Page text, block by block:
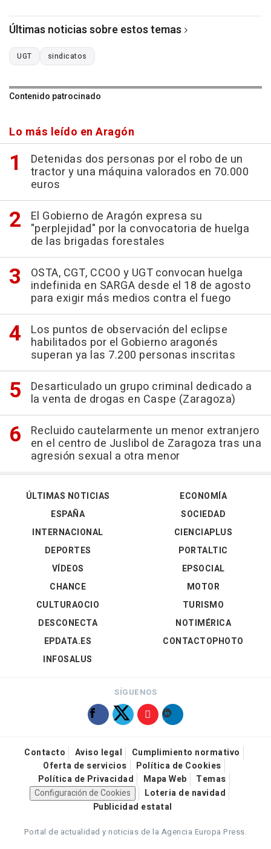
Últimas noticias sobre estos temas
UGT sindicatos
Contenido patrocinado
Lo más leído en Aragón
Detenidas dos personas por el robo de un
tractor y una máquina valorados en 70.000
euros
El Gobierno de Aragón expresa su
"perplejidad" por la convocatoria de huelga
de las brigadas forestales
OSTA, CGT, CCOO y UGT convocan huelga
indefinida en SARGA desde el 18 de agosto
para exigir más medios contra el fuego
Los puntos de observación del eclipse
habilitados por el Gobierno aragonés
superan ya las 7.200 personas inscritas
Desarticulado un grupo criminal dedicado a
la venta de drogas en Caspe (Zaragoza)
Recluido cautelarmente un menor extranjero
en el centro de Juslibol de Zaragoza tras una
agresión sexual a otra menor
ÚLTIMAS NOTICIAS
ESPAÑA
INTERNACIONAL
DEPORTES
VÍDEOS
ECONOMÍA
SOCIEDAD
CIENCIAPLUS
PORTALTIC
EPSOCIAL
CHANCE
CULTURAOCIO
DESCONECTA
EPDATA.ES
INFOSALUS
MOTOR
TURISMO
NOTIMÉRICA
CONTACTOPHOTO
SÍGUENOS
Contacto Aviso legal
Cumplimiento normativo
Oferta de servicios
Política de Cookies
Política de Privacidad
Mapa Web
Temas
Configuración de Cookies
Loteria de navidad
Publicidad estatal
Portal de actualidad y noticias de la Agencia Europa Press.